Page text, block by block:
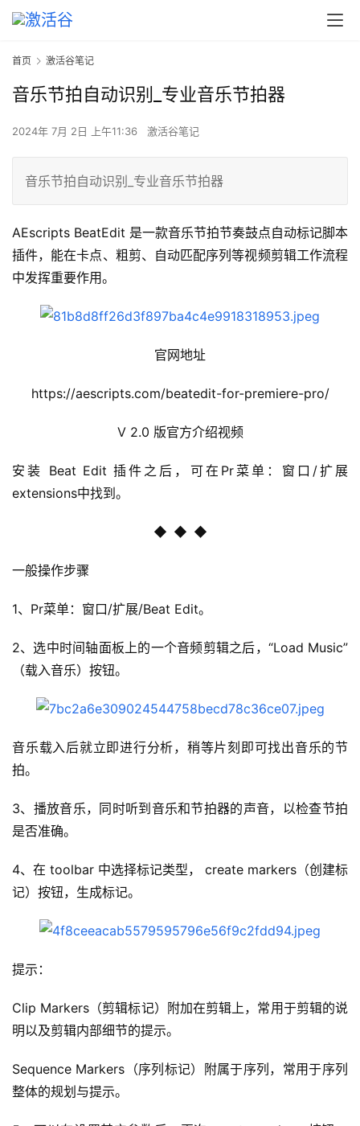
首页 激活谷笔记
音乐节拍自动识别_专业音乐节拍器
2024年 7月 2日 上午11:36 激活谷笔记
音乐节拍自动识别_专业音乐节拍器
AEscripts BeatEdit 是一款音乐节拍节奏鼓点自动标记脚本
插件，能在卡点、粗剪、自动匹配序列等视频剪辑工作流程
中发挥重要作用。
官网地址
https://aescripts.com/beatedit-for-premiere-pro/
V 2.0 版官方介绍视频
安装 Beat Edit 插件之后，可在Pr菜单：窗口/扩展
extensions中找到。
◆ ◆  ◆
一般操作步骤
1、Pr菜单：窗口/扩展/Beat Edit。
2、选中时间轴面板上的一个音频剪辑之后，“Load Music”
（载入音乐）按钮。
音乐载入后就立即进行分析，稍等片刻即可找出音乐的节
拍。
3、播放音乐，同时听到音乐和节拍器的声音，以检查节拍
是否准确。
4、在 toolbar 中选择标记类型， create markers（创建标
记）按钮，生成标记。
提示：
Clip Markers（剪辑标记）附加在剪辑上，常用于剪辑的说
明以及剪辑内部细节的提示。
Sequence Markers（序列标记）附属于序列，常用于序列
整体的规划与提示。